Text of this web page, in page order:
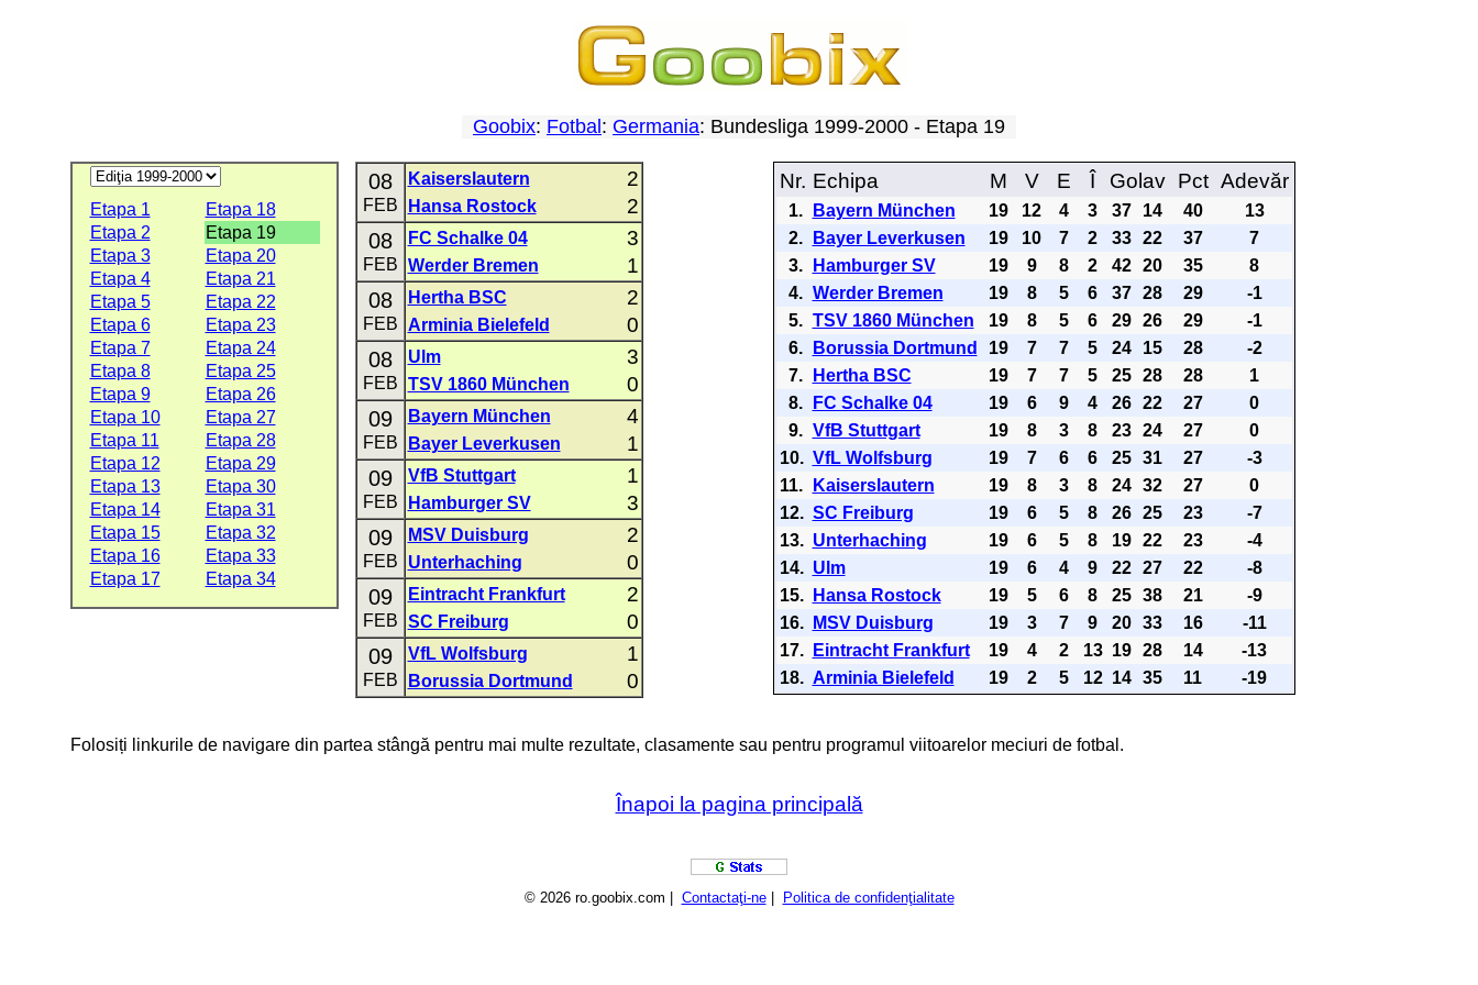
Goobix: Fotbal : Germania: Bundesliga 1999-2000 - Etapa 19
Etapa 1
Etapa 18
Etapa 2
Etapa 19
Etapa 3
Etapa 20
Etapa 4
Etapa 21
Etapa 5
Etapa 22
Etapa 6
Etapa 23
Etapa 7
Etapa 24
Etapa 8
Etapa 25
Etapa 9
Etapa 26
Etapa 10
Etapa 27
Etapa 11
Etapa 28
Etapa 12
Etapa 29
Etapa 13
Etapa 30
Etapa 14
Etapa 31
Etapa 15
Etapa 32
Etapa 16
Etapa 33
Etapa 17
Etapa 34
08
FEB
Kaiserslautern 2
Hansa Rostock 2
08
FEB
FC Schalke 04 3
Werder Bremen 1
08
FEB
Hertha BSC 2
Arminia Bielefeld 0
08
FEB
Ulm 3
TSV 1860 München 0
09
FEB
Bayern München 4
Bayer Leverkusen 1
09
FEB
VfB Stuttgart 1
Hamburger SV 3
09
FEB
MSV Duisburg 2
Unterhaching 0
09
FEB
Eintracht Frankfurt 2
SC Freiburg 0
09
FEB
VfL Wolfsburg 1
Borussia Dortmund 0
Nr. Echipa M V E Î Golav Pct Adevăr
1. Bayern München 19 12 4 3 37 14 40
13
2.
Bayer Leverkusen 19 10 7 2 33 22 37
7
3.
Hamburger SV 19 9 8 2 42 20 35
8
4. Werder Bremen 19 8 5 6 37 28 29
-1
5. TSV 1860 München 19 8 5 6 29 26 29
-1
6.
Borussia Dortmund 19 7 7 5 24 15 28
-2
7.
Hertha BSC 19 7 7 5 25 28 28
1
8.
FC Schalke 04 19 6 9 4 26 22 27
0
9. VfB Stuttgart 19 8 3 8 23 24 27
0
10. VfL Wolfsburg 19 7 6 6 25 31 27
-3
11.
Kaiserslautern 19 8 3 8 24 32 27
0
12. SC Freiburg 19 6 5 8 26 25 23
-7
13. Unterhaching 19 6 5 8 19 22 23
-4
14. Ulm 19 6 4 9 22 27 22
-8
15.
Hansa Rostock 19 5 6 8 25 38 21
-9
16.
MSV Duisburg 19 3 7 9 20 33 16
-11
17.
Eintracht Frankfurt 19 4 2 13 19 28 14
-13
18. Arminia Bielefeld 19 2 5 12 14 35 11 -19
Folosiți linkurile de navigare din partea stângă pentru mai multe rezultate, clasamente sau pentru programul viitoarelor meciuri de fotbal.
Înapoi la pagina principală
© 2026 ro.goobix.com | Contactaţi-ne| Politica de confidenţialitate